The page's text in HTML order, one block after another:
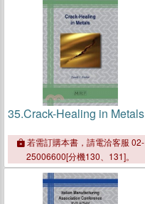
35.Crack-Healing in Metals
若需訂購本書，請電洽客服 02-
25006600[分機130、131]。